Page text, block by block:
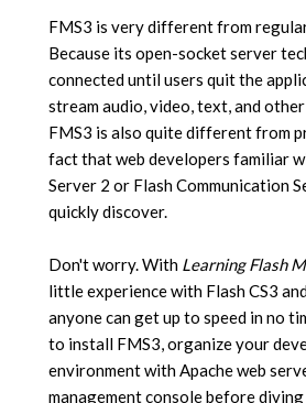
FMS3 is very different from
Because its open-socket server
connected until users quit the
stream audio, video, text, and
FMS3 is also quite different from
fact that web developers familiar
Server 2 or Flash Communication
quickly discover.
Don't worry. With Learning Flash
little experience with Flash CS3
anyone can get up to speed in no
to install FMS3, organize your
environment with Apache web
management console before